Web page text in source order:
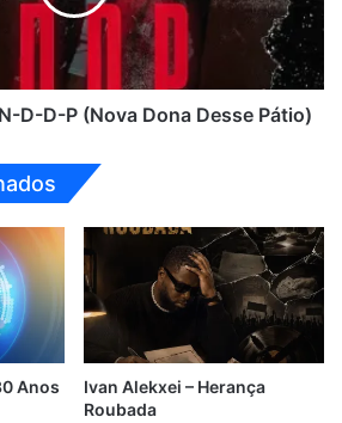
D-D-P (Nova Dona Desse Pátio)
Anos
Ivan Alekxei – Herança
Roubada